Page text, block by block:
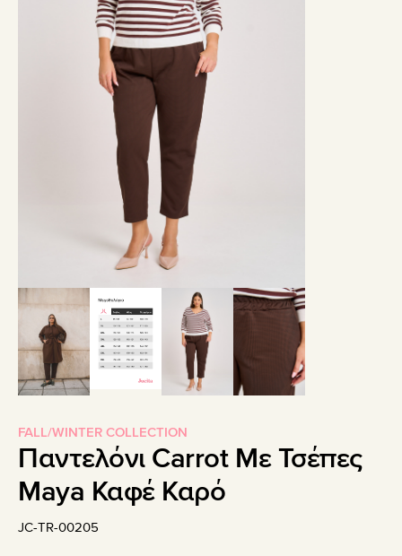
FALL/WINTER COLLECTION
Παντελόνι Carrot Με Τσέπες
Maya Καφέ Καρό
JC-TR-00205